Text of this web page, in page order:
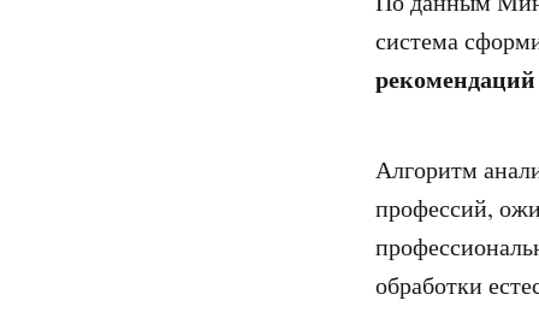
система
рекомендаций
Алгоритм
профессий,
обработки